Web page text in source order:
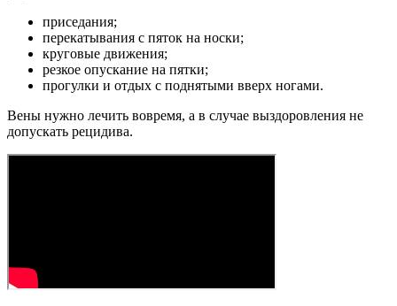
приседания;
перекатывания с пяток на носки;
круговые движения;
резкое опускание на пятки;
прогулки и отдых с поднятыми вверх ногами.
Вены нужно лечить вовремя, а в случае выздоровления не
допускать рецидива.